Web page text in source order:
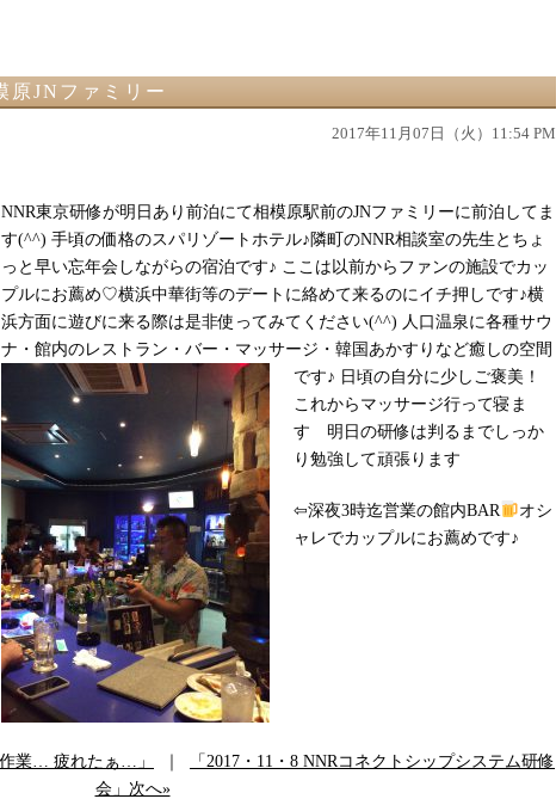
原JNファミリー
2017年11月07日（火）11:54 PM
NNR東京研修が明日あり前泊にて相模原駅前のJNファミリーに前泊してま
す(^^) 手頃の価格のスパリゾートホテル♪隣町のNNR相談室の先生とちょ
っと早い忘年会しながらの宿泊です♪ ここは以前からファンの施設でカッ
プルにお薦め♡横浜中華街等のデートに絡めて来るのにイチ押しです♪横
浜方面に遊びに来る際は是非使ってみてください(^^) 人口温泉に各種サウ
ナ・館内のレストラン・バー・マッサージ・韓国あかすりなど癒しの空間
です♪ 日頃の自分に少しご褒美！
これからマッサージ行って寝ま
す 明日の研修は判るまでしっか
り勉強して頑張ります
⇦深夜3時迄営業の館内BAR
オシ
ャレでカップルにお薦めです♪
業… 疲れたぁ…」
「2017・11・8 NNRコネクトシップシステム研修
会」次へ»